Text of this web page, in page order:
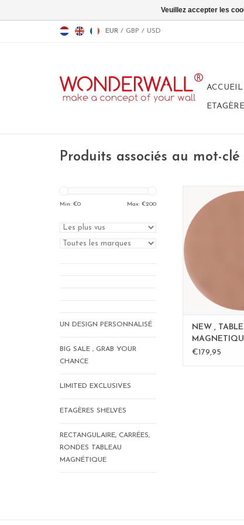
EUR / GBP / USD
ACCUEIL
Produits associés au mot-
Min: €0 Max: €200
UN DESIGN PERSONNALISÉ
BIG SALE , GRAB YOUR
CHANCE
LIMITED EXCLUSIVES
ETAGÈRES SHELVES
RECTANGULAIRE, CARRÉES,
RONDES TABLEAU
MAGNÉTIQUE
Tableau
material:
AJOUTER
NEW ,
ROSE - 60
€179,95
Veuillez accepter les